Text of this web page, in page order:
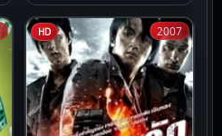
HD 2007